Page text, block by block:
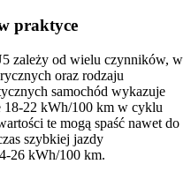
praktyce
zależy od wielu czynników, w
oraz rodzaju
samochód wykazuje
18-22 kWh/100 km w cyklu
te mogą spaść nawet do
szybkiej jazdy
26 kWh/100 km.